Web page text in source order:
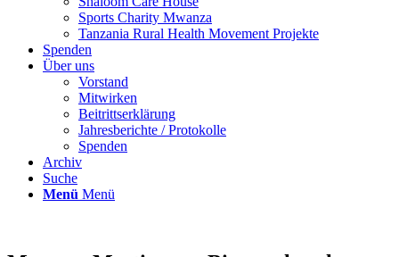
Sports Charity Mwanza
Tanzania Rural Health Movement Projekte
Spenden
Über uns
Vorstand
Mitwirken
Beitrittserklärung
Jahresberichte / Protokolle
Spenden
Archiv
Suche
Menü Menü